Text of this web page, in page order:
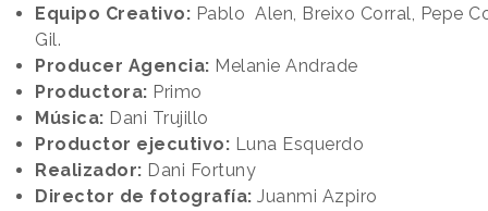
Equipo Creativo: Pablo Alen, Breixo Corral, Pepe
Gil.
Producer Agencia: Melanie Andrade
Productora: Primo
Música: Dani Trujillo
Productor ejecutivo: Luna Esquerdo
Realizador: Dani Fortuny
Director de fotografía: Juanmi Azpiro